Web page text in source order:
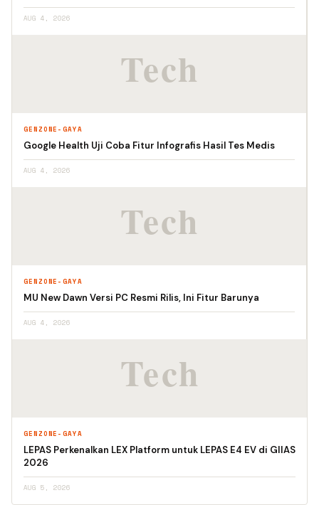
AUG 4, 2026
GENZONE-GAYA
Google Health Uji Coba Fitur Infografis Hasil Tes Medis
AUG 4, 2026
GENZONE-GAYA
MU New Dawn Versi PC Resmi Rilis, Ini Fitur Barunya
AUG 4, 2026
GENZONE-GAYA
LEPAS Perkenalkan LEX Platform untuk LEPAS E4 EV di GIIAS
2026
AUG 5, 2026